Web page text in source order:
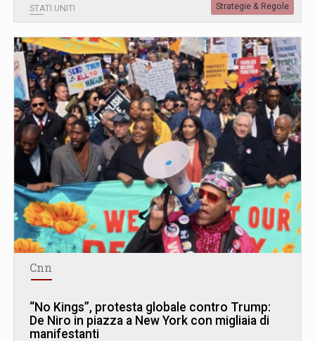
STATI UNITI Strategie & Regole
Cnn
“No Kings”, protesta globale contro Trump:
De Niro in piazza a New York con migliaia di
manifestanti